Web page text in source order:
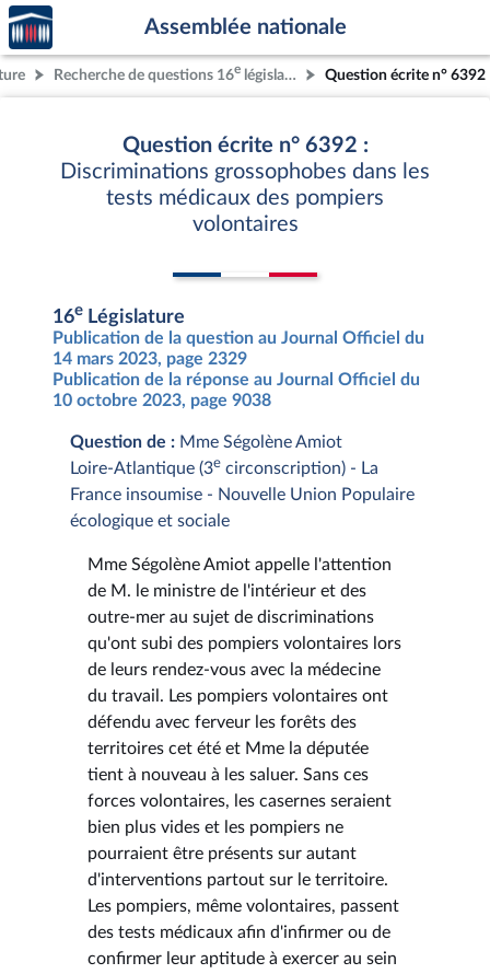
Aller au contenu
Aller en bas de la page
Accèder
à la
page
d'accueil
Assemblée nationale
Recherche de questions 16e législature Question écrite n° 6392
Question écrite n° 6392 :
Discriminations grossophobes dans les
tests médicaux des pompiers
volontaires
16e Législature
Publication de la question au Journal Officiel du
14 mars 2023, page 2329
Publication de la réponse au Journal Officiel du
10 octobre 2023, page 9038
Question de : Mme Ségolène Amiot
Loire-Atlantique (3e circonscription) - La
France insoumise - Nouvelle Union Populaire
écologique et sociale
Mme Ségolène Amiot appelle l'attention
de M. le ministre de l'intérieur et des
outre-mer au sujet de discriminations
qu'ont subi des pompiers volontaires lors
de leurs rendez-vous avec la médecine
du travail. Les pompiers volontaires ont
défendu avec ferveur les forêts des
territoires cet été et Mme la députée
tient à nouveau à les saluer. Sans ces
forces volontaires, les casernes seraient
bien plus vides et les pompiers ne
pourraient être présents sur autant
d'interventions partout sur le territoire.
Les pompiers, même volontaires, passent
des tests médicaux afin d'infirmer ou de
confirmer leur aptitude à exercer au sein